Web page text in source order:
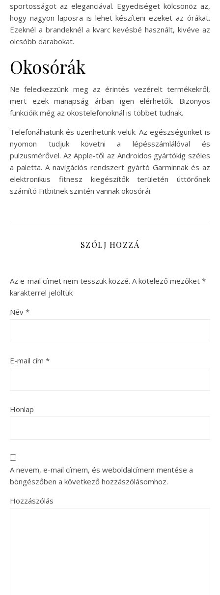
sportosságot az eleganciával. Egyediséget kölcsönöz az,
hogy nagyon laposra is lehet készíteni ezeket az órákat.
Ezeknél a brandeknél a kvarc kevésbé használt, kivéve az
olcsóbb darabokat.
Okosórák
Ne feledkezzünk meg az érintés vezérelt termékekről,
mert ezek manapság árban igen elérhetők. Bizonyos
funkcióik még az okostelefonoknál is többet tudnak.
Telefonálhatunk és üzenhetünk velük. Az egészségünket is
nyomon tudjuk követni a lépésszámlálóval és
pulzusmérővel. Az Apple-től az Androidos gyártókig széles
a paletta. A navigációs rendszert gyártó Garminnak és az
elektronikus fitnesz kiegészítők területén úttörőnek
számító Fitbitnek szintén vannak okosórái.
SZÓLJ HOZZÁ
Az e-mail címet nem tesszük közzé. A kötelező mezőket *
karakterrel jelöltük
Név *
E-mail cím *
Honlap
A nevem, e-mail címem, és weboldalcímem mentése a
böngészőben a következő hozzászólásomhoz.
Hozzászólás